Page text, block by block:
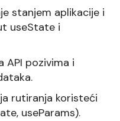
stanjem aplikacije i
useState i
API pozivima i
rutiranja koristeći
useParams).